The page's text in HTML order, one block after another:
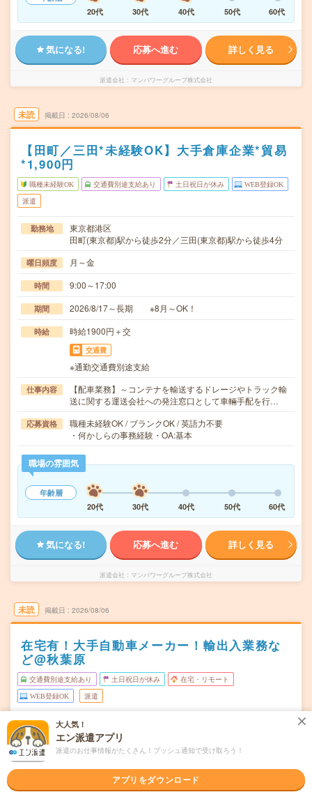
20代
30代 40代 50代 60代
気になる! 応募へ進む 詳しく見る
派遣会社 マンパワーグループ株式会社
未読 掲載日 2026/08/06
【田町／三田*未経験OK】大手倉庫企業*貿易
*1,900円
職種未経験OK 交通費別途支給あり 土日祝日が休み WEB登録OK
派遣
勤務地
東京都港区
田町(東京都)駅から徒歩2分／三田(東京都)駅から徒歩4分
曜日頻度 月～金
時間 9:00～17:00
期間 2026/8/17～長期 ※8月～OK！
時給 時給1900円＋交
交通費
※通勤交通費別途支給
仕事内容
【配車業務】～コンテナを輸送するドレージやトラック輸
送に関する運送会社への発注窓口として車輛手配を行…
応募資格
職種未経験OK / ブランクOK / 英語力不要
・何かしらの事務経験・OA:基本
職場の雰囲気
年齢層
20代
30代 40代 50代 60代
気になる! 応募へ進む 詳しく見る
派遣会社 マンパワーグループ株式会社
未読 掲載日 2026/08/06
在宅有！大手自動車メーカー！輸出入業務な
ど@秋葉原
交通費別途支給あり 土日祝日が休み 在宅・リモート
WEB登録OK 派遣
勤務地
東京都千代田区
秋葉原駅から徒歩2分／末広町(東京都)駅から徒歩3分
曜日頻度 月～金
9:30～18:00
大人気！
エン派遣アプリ
派遣のお仕事情報がたくさん！プッシュ通知で受け取ろう！
アプリをダウンロード